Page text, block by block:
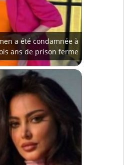
a été condamnée à
ans de prison ferme